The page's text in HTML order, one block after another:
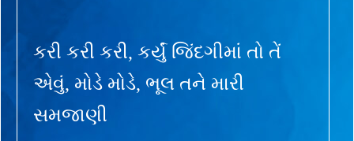
કરી કરી કરી, કર્યું જિંદગીમાં તો તેં
એવું, મોડે મોડે, ભૂલ તને મારી
સમજાણી